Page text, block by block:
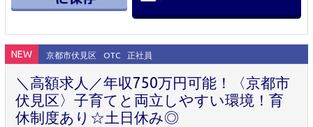
NEW 京都市伏見区 OTC 正社員
＼高額求人／年収750万円可能！〈京都市
伏見区〉子育てと両立しやすい環境！育
休制度あり☆土日休み◎